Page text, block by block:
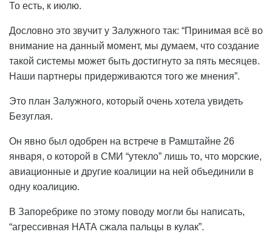
То есть, к июлю.
Дословно это звучит у Залужного так: “Принимая всё во
внимание на данный момент, мы думаем, что создание
такой системы может быть достигнуто за пять месяцев.
Наши партнеры придерживаются того же мнения”.
Это план Залужного, который очень хотела увидеть
Безуглая.
Он явно был одобрен на встрече в Рамштайне 26
января, о которой в СМИ “утекло” лишь то, что морские,
авиационные и другие коалиции на ней объединили в
одну коалицию.
В Запоребрике по этому поводу могли бы написать,
“агрессивная НАТА сжала пальцы в кулак”.